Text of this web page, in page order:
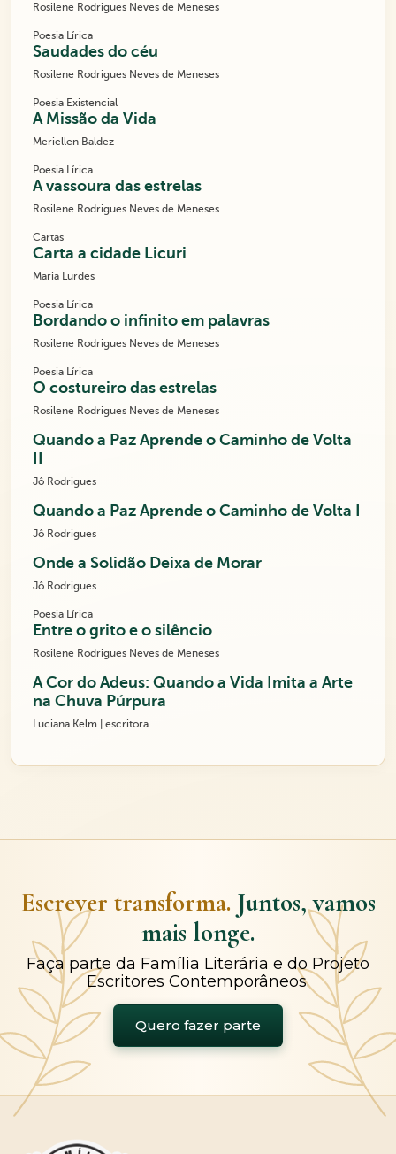
Rosilene Rodrigues Neves de Meneses
Poesia Lírica
Saudades do céu
Rosilene Rodrigues Neves de Meneses
Poesia Existencial
A Missão da Vida
Meriellen Baldez
Poesia Lírica
A vassoura das estrelas
Rosilene Rodrigues Neves de Meneses
Cartas
Carta a cidade Licuri
Maria Lurdes
Poesia Lírica
Bordando o infinito em palavras
Rosilene Rodrigues Neves de Meneses
Poesia Lírica
O costureiro das estrelas
Rosilene Rodrigues Neves de Meneses
Quando a Paz Aprende o Caminho de Volta
Jô Rodrigues
Quando a Paz Aprende o Caminho de Volta I
Jô Rodrigues
Onde a Solidão Deixa de Morar
Jô Rodrigues
Poesia Lírica
Entre o grito e o silêncio
Rosilene Rodrigues Neves de Meneses
A Cor do Adeus: Quando a Vida Imita a Arte
na Chuva Púrpura
Luciana Kelm | escritora
Escrever transforma. Juntos, vamos
mais longe.
Faça parte da Família Literária e do Projeto
Escritores Contemporâneos.
Quero fazer parte